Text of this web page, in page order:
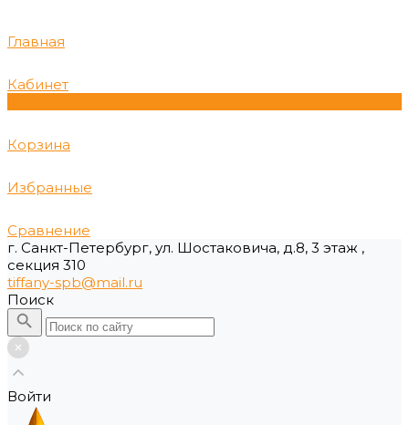
Главная
Кабинет
Корзина
Избранные
Сравнение
г. Санкт-Петербург, ул. Шостаковича, д.8, 3 этаж ,
секция 310
tiffany-spb@mail.ru
Поиск
Войти